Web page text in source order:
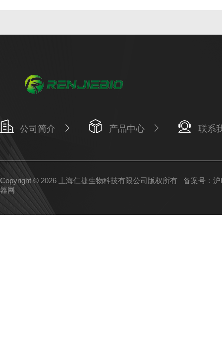
公司简介 产品中心 联系
Copyright © 2026 上海仁捷生物科技有限公司版权所有 备案号：
器网